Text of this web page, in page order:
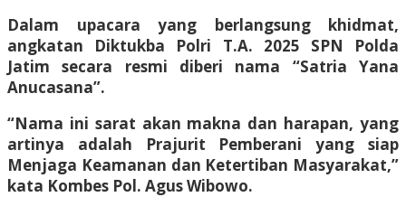
​Dalam upacara yang berlangsung khidmat,
angkatan Diktukba Polri T.A. 2025 SPN Polda
Jatim secara resmi diberi nama “Satria Yana
Anucasana”.
“Nama ini sarat akan makna dan harapan, yang
artinya adalah Prajurit Pemberani yang siap
Menjaga Keamanan dan Ketertiban Masyarakat,”
kata Kombes Pol. Agus Wibowo.